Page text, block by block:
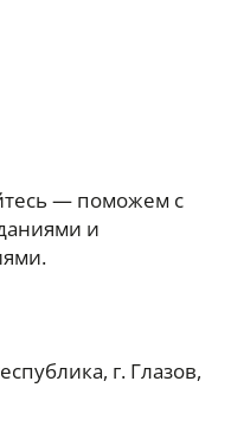
— поможем с
и
г. Глазов,